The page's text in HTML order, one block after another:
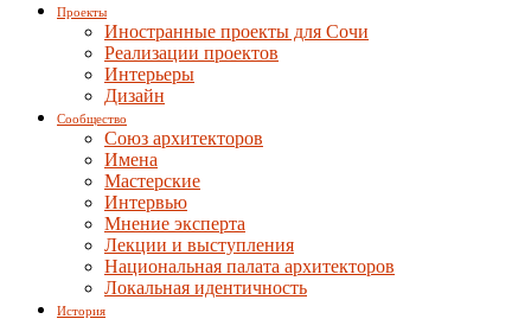
Проекты
Иностранные проекты для Сочи
Реализации проектов
Интерьеры
Дизайн
Сообщество
Союз архитекторов
Имена
Мастерские
Интервью
Мнение эксперта
Лекции и выступления
Национальная палата архитекторов
Локальная идентичность
История